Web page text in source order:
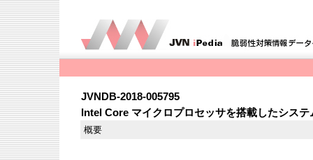
JVNDB-2018-005795
Intel Core マイクロプロセッサを搭載したシス
概要